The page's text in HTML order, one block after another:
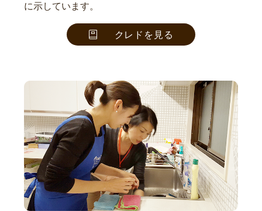
に示しています。
クレドを見る